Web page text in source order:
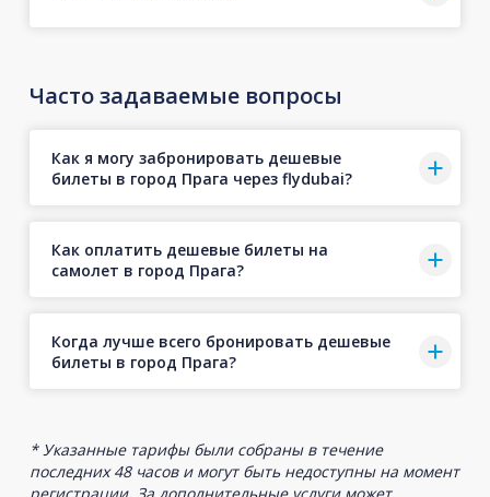
Часто задаваемые вопросы
Как я могу забронировать дешевые
билеты в город Прага через flydubai?
Как оплатить дешевые билеты на
самолет в город Прага?
Когда лучше всего бронировать дешевые
билеты в город Прага?
* Указанные тарифы были собраны в течение
последних 48 часов и могут быть недоступны на момент